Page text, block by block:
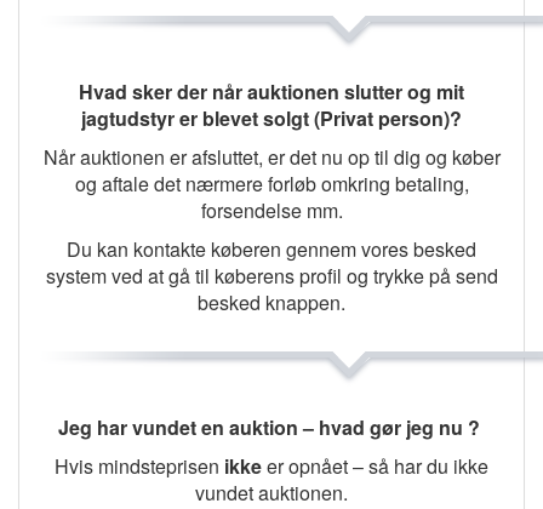
Hvad sker der når auktionen slutter og mit
jagtudstyr er blevet solgt (Privat person)?
Når auktionen er afsluttet, er det nu op til dig og køber
og aftale det nærmere forløb omkring betaling,
forsendelse mm.
Du kan kontakte køberen gennem vores besked
system ved at gå til køberens profil og trykke på send
besked knappen.
Jeg har vundet en auktion – hvad gør jeg nu ?
Hvis mindsteprisen ikkeer opnået – så har du ikke
vundet auktionen.